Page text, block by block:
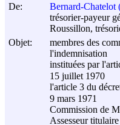
De:
Bernard-Chatelot
trésorier-payeur
Roussillon,
Objet:
membres des
l'indemnisation
instituées par
15 juillet 1970
l'article 3 du
9 mars 1971
Commission de
Assesseur titulaire